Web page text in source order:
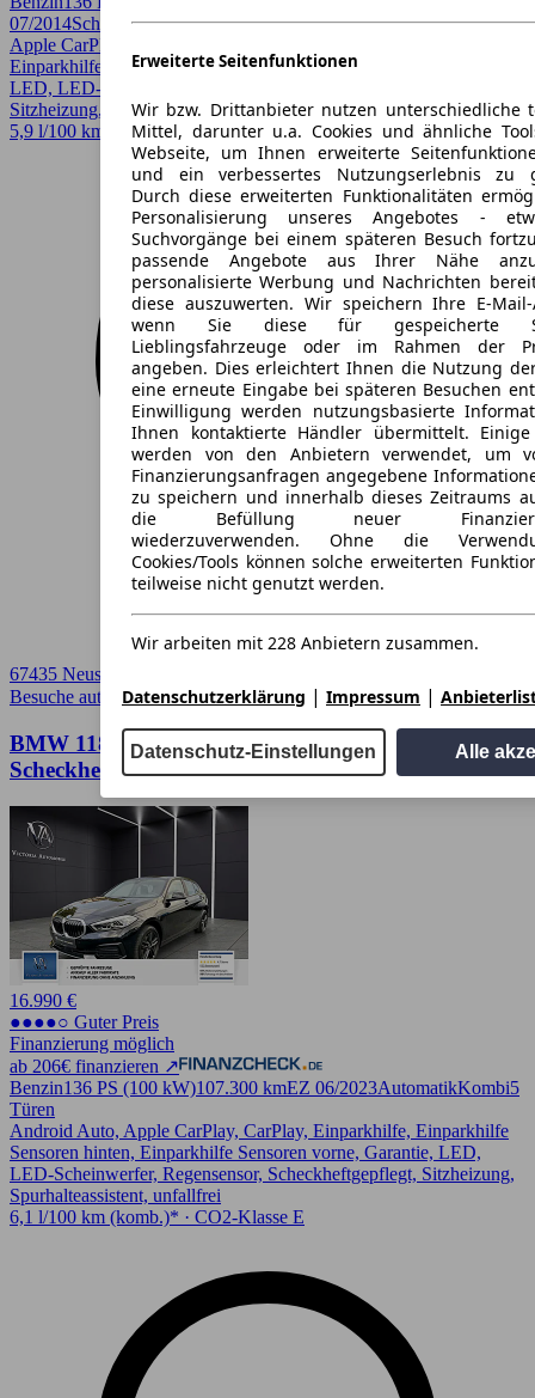
Erweiterte Seitenfunktionen
Wir bzw. Drittanbieter nutzen unterschiedliche
Mittel, darunter u.a. Cookies und ähnliche
Webseite, um Ihnen erweiterte
und ein verbessertes Nutzungserlebnis zu
Durch diese erweiterten Funktionalitäten
Personalisierung unseres Angebotes -
Suchvorgänge bei einem späteren Besuch
passende Angebote aus Ihrer Nähe
personalisierte Werbung und Nachrichten
diese auszuwerten. Wir speichern Ihre E-Mail-
wenn Sie diese für gespeicherte
Lieblingsfahrzeuge oder im Rahmen der
angeben. Dies erleichtert Ihnen die Nutzung
eine erneute Eingabe bei späteren Besuchen
Einwilligung werden nutzungsbasierte
Ihnen kontaktierte Händler übermittelt. Einige
werden von den Anbietern verwendet, um
Finanzierungsanfragen angegebene
zu speichern und innerhalb dieses Zeitraums
die Befüllung neuer
wiederzuverwenden. Ohne die
Cookies/Tools können solche erweiterten
teilweise nicht genutzt werden.
Wir arbeiten mit 228 Anbietern zusammen.
Datenschutzerklärung | Impressum |
Datenschutz-Einstellungen Alle
07/2014SchaltgetriebeKombi4 Türen
Apple CarPlay, CarPlay, Einparkhilfe, Einparkhilfe Sensoren hinten,
Einparkhilfe Sensoren vorne, Elektrische Sitze, Head-up display,
LED, LED-Scheinwerfer, Regensensor, Scheckheftgepflegt,
Sitzheizung, Spurhalteassistent
5,9 l/100 km (komb.)*
67435 Neustadt an der Weinstraße
Besuche autoscout24.de➚
BMW 118 i Advantage 1 Hand. Unfallfrei ,
Scheckheft. Tempo
16.990 €
●●●●○ Guter Preis
Finanzierung möglich
ab 206€ finanzieren ↗
Benzin136 PS (100 kW)107.300 kmEZ 06/2023AutomatikKombi5
Türen
Android Auto, Apple CarPlay, CarPlay, Einparkhilfe, Einparkhilfe
Sensoren hinten, Einparkhilfe Sensoren vorne, Garantie, LED,
LED-Scheinwerfer, Regensensor, Scheckheftgepflegt, Sitzheizung,
Spurhalteassistent, unfallfrei
6,1 l/100 km (komb.)* · CO2-Klasse E